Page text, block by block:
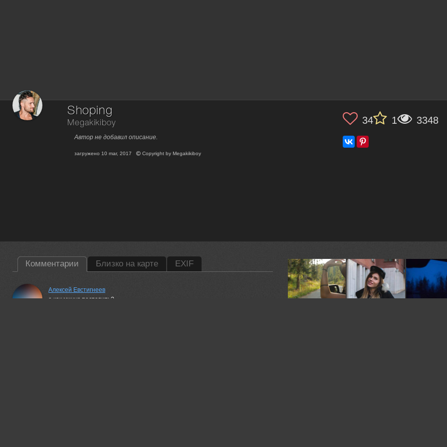
Shoping
Megakikiboy
Автор не добавил описание.
загружено10 mar, 2017 Copyright by Megakikiboy
34 1 3348
Комментарии Близко на карте EXIF
Алексей Евстигнеев
а как минус поставить?